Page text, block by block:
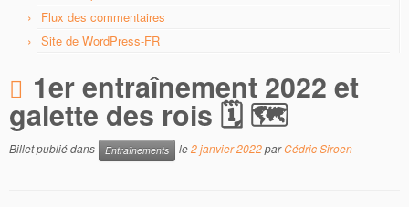
Flux des commentaires
Site de WordPress-FR
1er entraînement 2022 et
galette des rois 🗓 🗺
Billet publié dans Entraînements le2 janvier 2022parCédric Siroen